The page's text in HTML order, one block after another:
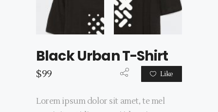
Black Urban T-Shirt
Like
$99
Lorem ipsum dolor sit amet, te mel